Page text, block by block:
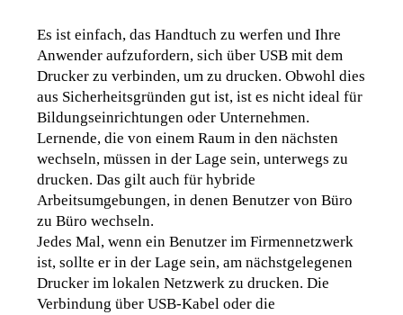
Es ist einfach, das Handtuch zu werfen und Ihre
Anwender aufzufordern, sich über USB mit dem
Drucker zu verbinden, um zu drucken. Obwohl dies
aus Sicherheitsgründen gut ist, ist es nicht ideal für
Bildungseinrichtungen oder Unternehmen.
Lernende, die von einem Raum in den nächsten
wechseln, müssen in der Lage sein, unterwegs zu
drucken. Das gilt auch für hybride
Arbeitsumgebungen, in denen Benutzer von Büro
zu Büro wechseln.
Jedes Mal, wenn ein Benutzer im Firmennetzwerk
ist, sollte er in der Lage sein, am nächstgelegenen
Drucker im lokalen Netzwerk zu drucken. Die
Verbindung über USB-Kabel oder die